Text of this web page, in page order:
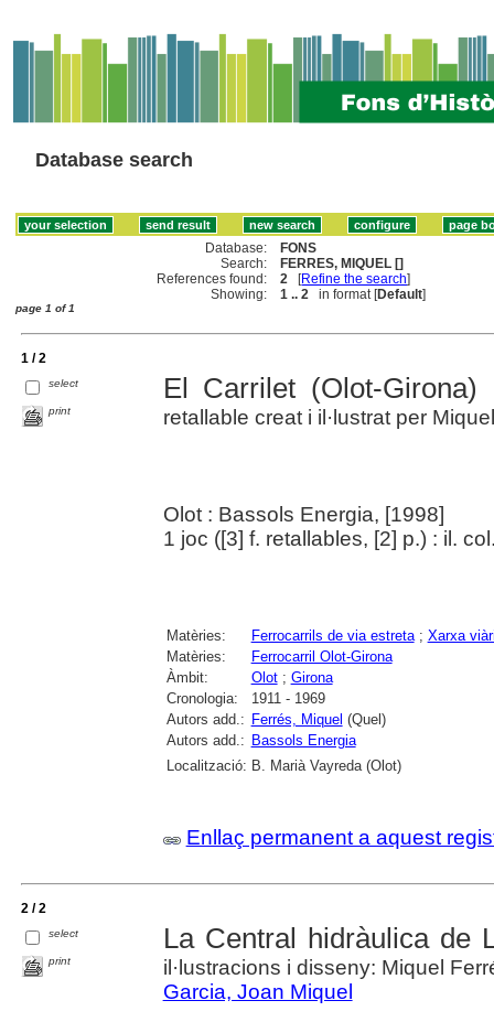
Database search
Database:
FONS
Search:
FERRES, MIQUEL []
References found:
2 [Refine the search]
Showing:
1 .. 2 in format [Default]
page 1 of 1
1 / 2
select
print
El Carrilet (Olot-Girona)
retallable creat i il·lustrat per
Olot : Bassols Energia, [1998]
1 joc ([3] f. retallables, [2] p.) : il.
Matèries: Ferrocarrils de via estreta; Xarxa
Matèries:
Ferrocarril Olot-Girona
Àmbit:
Olot; Girona
Cronologia:
1911 - 1969
Autors add.: Ferrés, Miquel (Quel)
Autors add.: Bassols Energia
Localització: B. Marià Vayreda (Olot)
Enllaç permanent a aquest
2 / 2
select
print
La Central hidràulica de
il·lustracions i disseny: Miquel
Garcia, Joan Miquel